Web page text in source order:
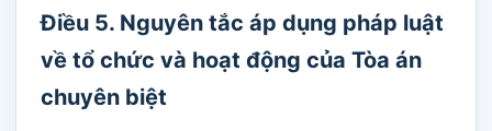
Điều 5. Nguyên tắc áp dụng pháp luật
về tổ chức và hoạt động của Tòa án
chuyên biệt